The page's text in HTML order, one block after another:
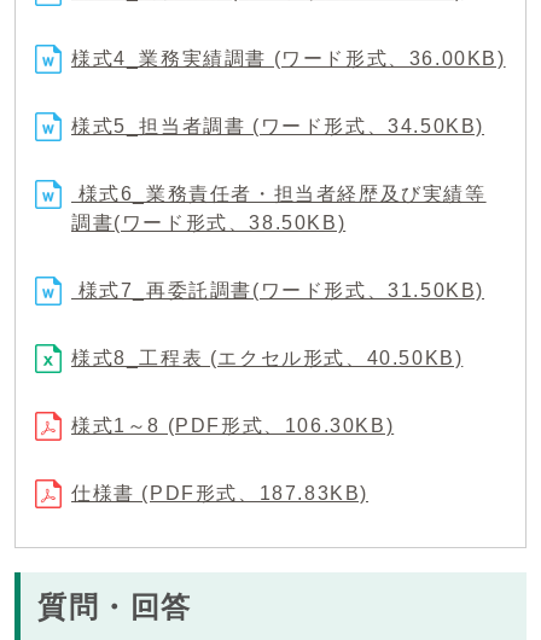
様式4_業務実績調書 (ワード形式、36.00KB)
様式5_担当者調書 (ワード形式、34.50KB)
様式6_業務責任者・担当者経歴及び実績等
調書(ワード形式、38.50KB)
様式7_再委託調書(ワード形式、31.50KB)
様式8_工程表 (エクセル形式、40.50KB)
様式1～8 (PDF形式、106.30KB)
仕様書 (PDF形式、187.83KB)
質問・回答